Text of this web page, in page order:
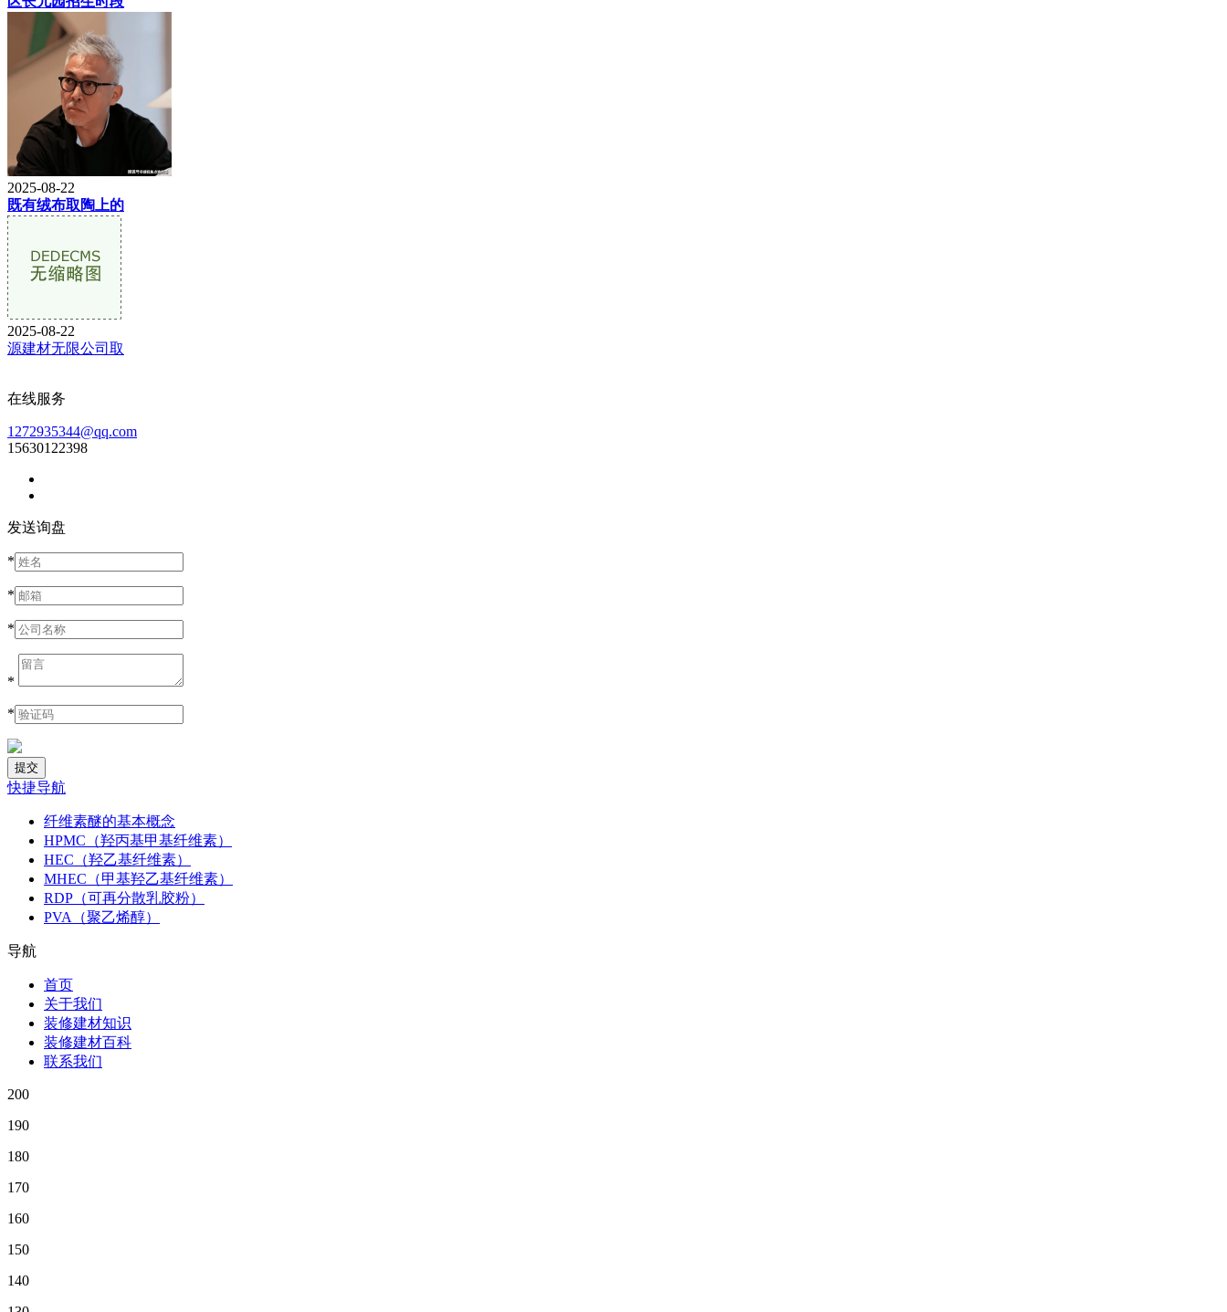
2025-08-22
既有绒布取陶上的
2025-08-22
源建材无限公司取
在线服务
1272935344@qq.com
15630122398
发送询盘
*
*
*
*
*
快捷导航
纤维素醚的基本概念
HPMC（羟丙基甲基纤维素）
HEC（羟乙基纤维素）
MHEC（甲基羟乙基纤维素）
RDP（可再分散乳胶粉）
PVA（聚乙烯醇）
导航
首页
关于我们
装修建材知识
装修建材百科
联系我们
200
190
180
170
160
150
140